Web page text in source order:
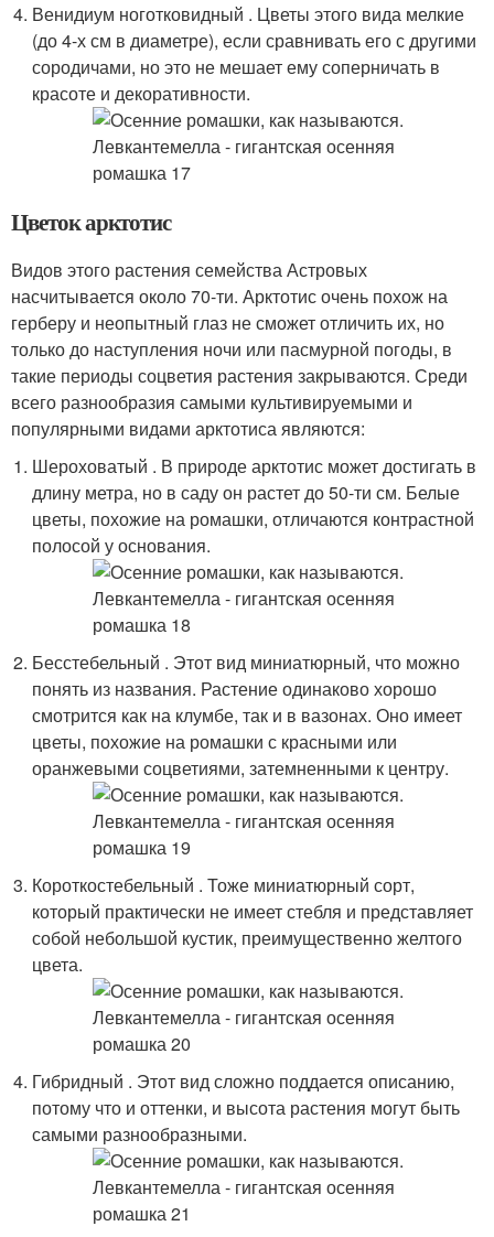
Венидиум ноготковидный . Цветы этого вида мелкие
(до 4-х см в диаметре), если сравнивать его с другими
сородичами, но это не мешает ему соперничать в
красоте и декоративности.
Цветок арктотис
Видов этого растения семейства Астровых
насчитывается около 70-ти. Арктотис очень похож на
герберу и неопытный глаз не сможет отличить их, но
только до наступления ночи или пасмурной погоды, в
такие периоды соцветия растения закрываются. Среди
всего разнообразия самыми культивируемыми и
популярными видами арктотиса являются:
Шероховатый . В природе арктотис может достигать в
длину метра, но в саду он растет до 50-ти см. Белые
цветы, похожие на ромашки, отличаются контрастной
полосой у основания.
Бесстебельный . Этот вид миниатюрный, что можно
понять из названия. Растение одинаково хорошо
смотрится как на клумбе, так и в вазонах. Оно имеет
цветы, похожие на ромашки с красными или
оранжевыми соцветиями, затемненными к центру.
Короткостебельный . Тоже миниатюрный сорт,
который практически не имеет стебля и представляет
собой небольшой кустик, преимущественно желтого
цвета.
Гибридный . Этот вид сложно поддается описанию,
потому что и оттенки, и высота растения могут быть
самыми разнообразными.